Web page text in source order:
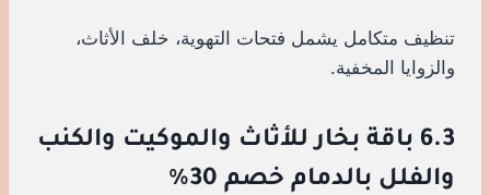
تنظيف متكامل يشمل فتحات التهوية، خلف الأثاث،
والزوايا المخفية.
6.3 باقة بخار للأثاث والموكيت والكنب
والفلل بالدمام خصم 30%